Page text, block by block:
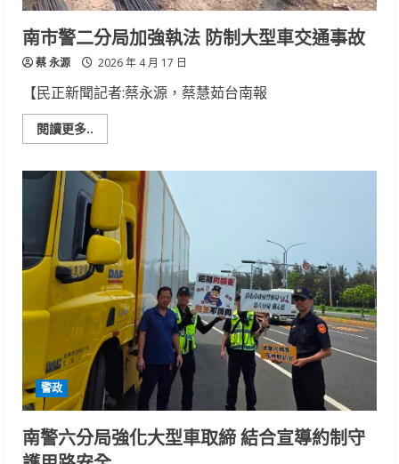
車
輛
均
遭
罰
南市警二分局加強執法 防制大型車交通事故
蔡 永源 2026 年 4 月 17 日
【民正新聞記者:蔡永源，蔡慧茹台南報
閱讀更多..
more
市
警
二
分
局
加
執
法
防
制
車
交
通
故
警政
南警六分局強化大型車取締 結合宣導約制守